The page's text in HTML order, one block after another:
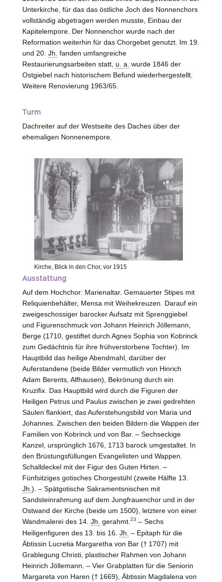
Unterkirche, für das das östliche Joch des Nonnenchors
vollständig abgetragen werden musste, Einbau der
Kapitelempore. Der Nonnenchor wurde nach der
Reformation weiterhin für das Chorgebet genutzt. Im 19.
und 20. Jh. fanden umfangreiche
Restaurierungsarbeiten statt, u. a. wurde 1846 der
Ostgiebel nach historischem Befund wiederhergestellt.
Weitere Renovierung 1963/65.
Turm
Dachreiter auf der Westseite des Daches über der
ehemaligen Nonnenempore.
Kirche, Blick in den Chor, vor 1915
Ausstattung
Auf dem Hochchor: Marienaltar. Gemauerter Stipes mit
Reliquienbehälter, Mensa mit Weihekreuzen. Darauf ein
zweigeschossiger barocker Aufsatz mit Sprenggiebel
und Figurenschmuck von Johann Heinrich Jöllemann,
Berge(1710, gestiftet durch Agnes Sophia von Kobrinck
zum Gedächtnis für ihre frühverstorbene Tochter). Im
Hauptbild das heilige Abendmahl, darüber der
Auferstandene (beide Bilder vermutlich von Hinrich
Adam Berents, Alfhausen), Bekrönung durch ein
Kruzifix. Das Hauptbild wird durch die Figuren der
Heiligen Petrus und Paulus zwischen je zwei gedrehten
Säulen flankiert, das Auferstehungsbild von Maria und
Johannes. Zwischen den beiden Bildern die Wappen der
Familien von Kobrinckund von Bar. – Sechseckige
Kanzel, ursprünglich 1676, 1713 barock umgestaltet. In
den Brüstungsfüllungen Evangelisten und Wappen.
Schalldeckel mit der Figur des Guten Hirten. –
Fünfsitziges gotisches Chorgestühl (zweite Hälfte 13.
Jh. ). – Spätgotische Sakramentsnischen mit
Sandsteinrahmung auf dem Jungfrauenchor und in der
Ostwand der Kirche (beide um 1500), letztere von einer
Wandmalerei des 14. Jh. gerahmt. 23 – Sechs
Heiligenfiguren des 13. bis 16. Jh. – Epitaph für die
Äbtissin Lucretia Margaretha von Bar(† 1707) mit
Grablegung Christi, plastischer Rahmen von Johann
Heinrich Jöllemann. – Vier Grabplatten für die Seniorin
Margareta von Haren († 1669), Äbtissin Magdalena von